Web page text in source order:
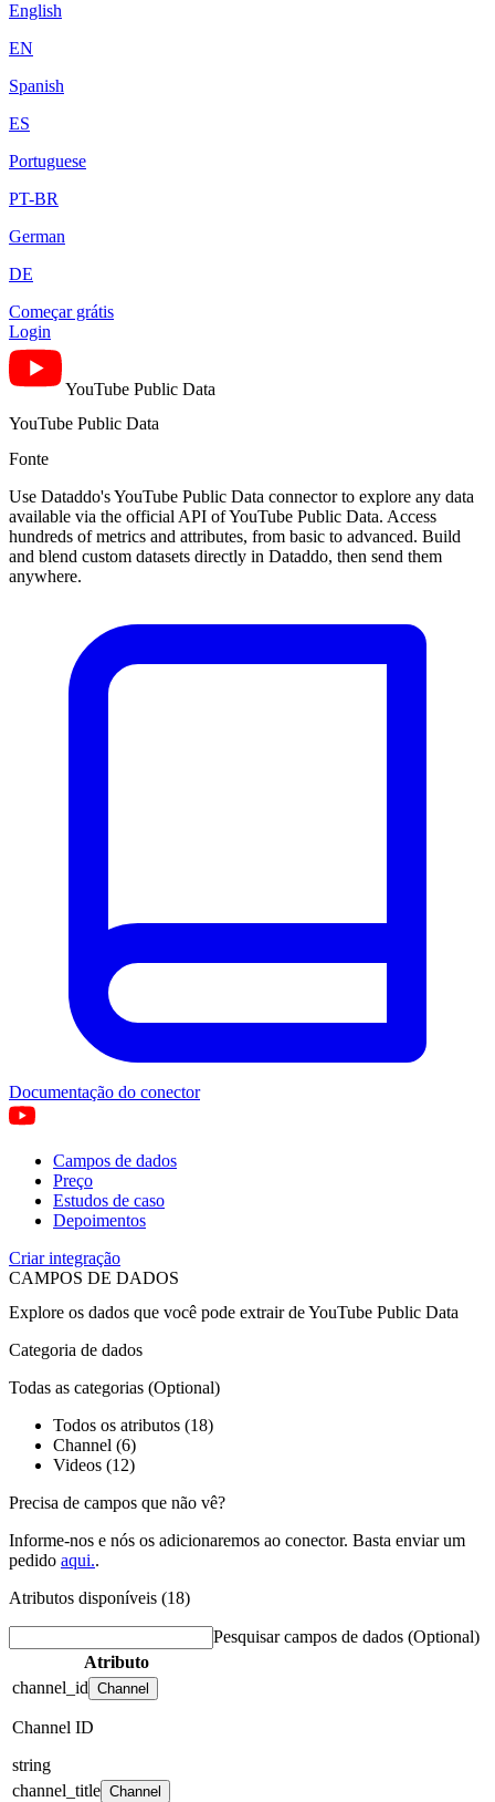
English
EN
Spanish
ES
Portuguese
PT-BR
German
DE
Começar grátis
Login
YouTube Public Data
YouTube Public Data
Fonte
Use Dataddo's YouTube Public Data connector to explore any data
available via the official API of YouTube Public Data. Access
hundreds of metrics and attributes, from basic to advanced. Build
and blend custom datasets directly in Dataddo, then send them
anywhere.
Documentação do conector
Campos de dados
Preço
Estudos de caso
Depoimentos
Criar integração
CAMPOS DE DADOS
Explore os dados que você pode extrair deYouTube Public Data
Categoria de dados
Todas as categorias (Optional)
Todos os atributos (18)
Channel (6)
Videos (12)
Precisa de campos que não vê?
Informe-nos e nós os adicionaremos ao conector. Basta enviar um
pedido aqui..
Atributos disponíveis (18)
Pesquisar campos de dados (Optional)
Atributo
channel_id Channel
Channel ID
string
channel_title Channel